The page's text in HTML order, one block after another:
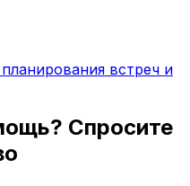
встреч и
Спросите